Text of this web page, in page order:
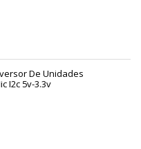
De Unidades
I2c 5v-3.3v